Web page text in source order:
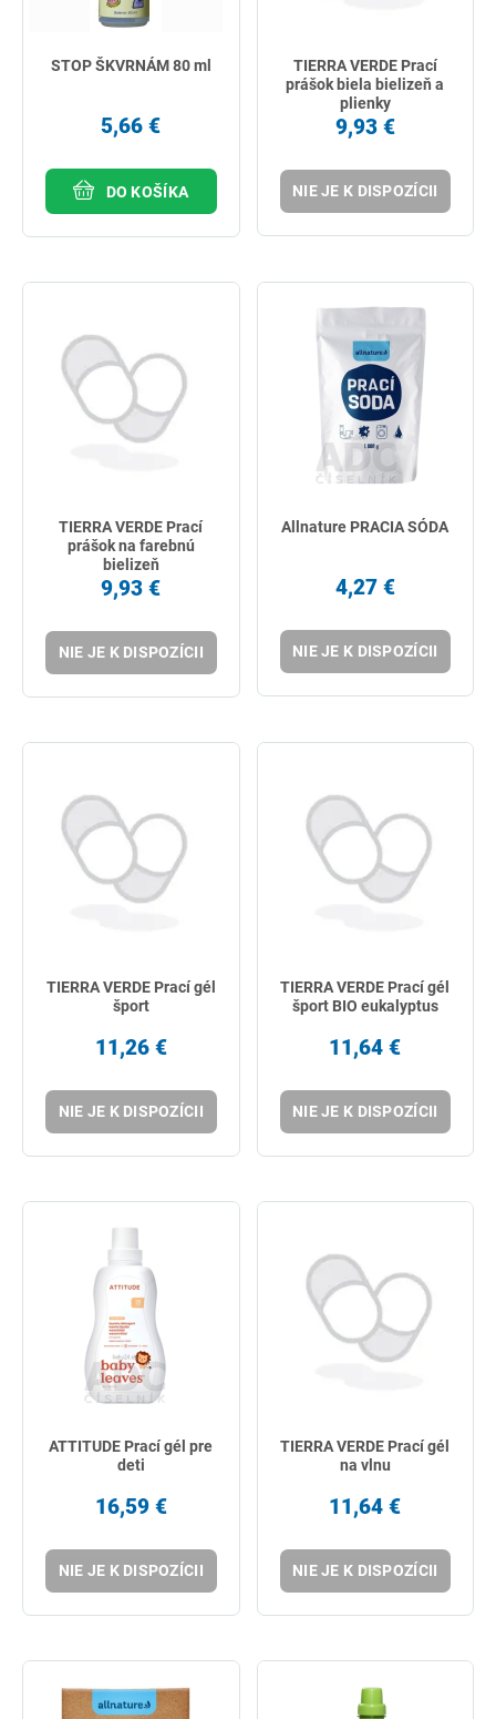
STOP ŠKVRNÁM 80 ml
5,66 €
DO KOŠÍKA
TIERRA VERDE Prací
prášok biela bielizeň a
plienky
9,93 €
NIE JE K DISPOZÍCII
TIERRA VERDE Prací
prášok na farebnú
bielizeň
9,93 €
NIE JE K DISPOZÍCII
Allnature PRACIA SÓDA
4,27 €
NIE JE K DISPOZÍCII
TIERRA VERDE Prací gél
šport
11,26 €
NIE JE K DISPOZÍCII
TIERRA VERDE Prací gél
šport BIO eukalyptus
11,64 €
NIE JE K DISPOZÍCII
ATTITUDE Prací gél pre
deti
16,59 €
NIE JE K DISPOZÍCII
TIERRA VERDE Prací gél
na vlnu
11,64 €
NIE JE K DISPOZÍCII